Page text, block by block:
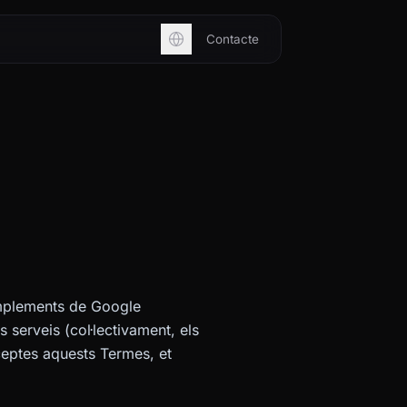
Contacte
de Google
(col·lectivament, els
aquests Termes, et